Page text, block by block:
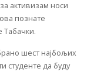
активизам носи
познате
Табачки.
шест најбољих
студенте да буду